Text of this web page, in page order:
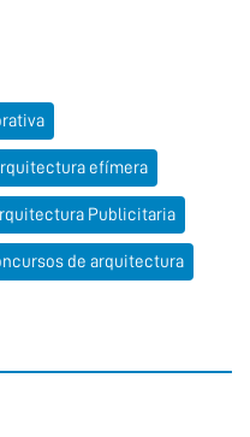
efímera
Publicitaria
de arquitectura